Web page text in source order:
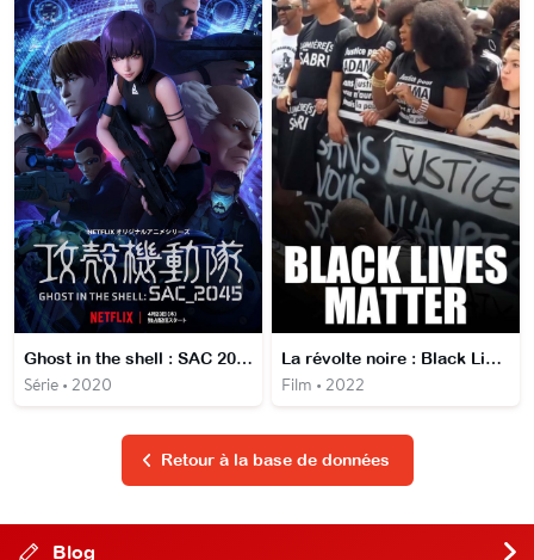
Ghost in the shell : SAC 2045
Série • 2020
La révolte noire : Black Lives Matter
Film • 2022
Retour à la base de données
Blog